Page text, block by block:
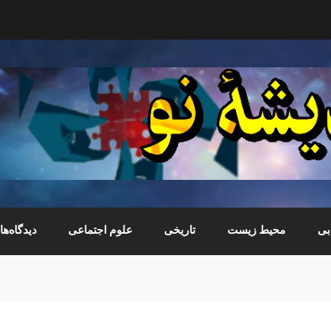
محیط زیست تاریخی علوم اجتماعی دیدگاه‌ها